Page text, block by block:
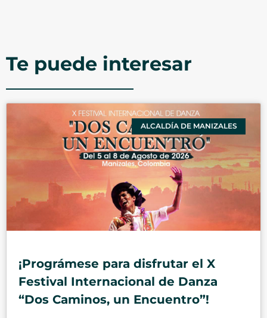
Te puede interesar
ALCALDÍA DE MANIZALES
¡Prográmese para disfrutar el X
Festival Internacional de Danza
“Dos Caminos, un Encuentro”!